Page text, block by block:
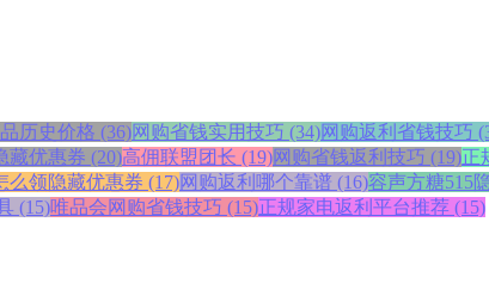
历史价格 (36)网购省钱实用技巧 (34)网购返利省钱技巧
藏优惠券 (20)高佣联盟团长 (19)网购省钱返利技巧 (19)正
么领隐藏优惠券 (17)网购返利哪个靠谱 (16)容声方糖515
(15)唯品会网购省钱技巧 (15)正规家电返利平台推荐 (15)